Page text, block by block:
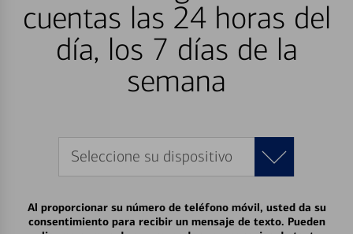
cuentas las 24 horas del
día, los 7 días de la
semana
Seleccione su dispositivo
Al proporcionar su número de teléfono móvil, usted da su
consentimiento para recibir un mensaje de texto. Pueden